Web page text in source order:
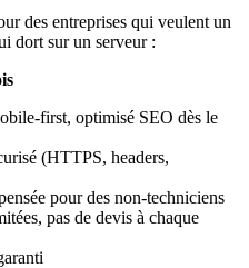
des entreprises qui veulent un
dort sur un serveur :
first, optimisé SEO dès le
(HTTPS, headers,
pour des non-techniciens
pas de devis à chaque